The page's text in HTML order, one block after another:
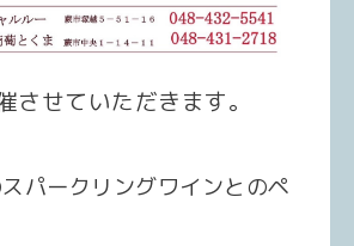
させていただきます。
パークリングワインとのペ